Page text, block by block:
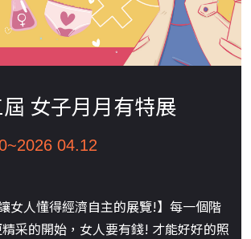
女子月月有特展
04.12
讓女人懂得經濟自主的展覽!】每一個階
采的開始，女人要有錢! 才能好好的照